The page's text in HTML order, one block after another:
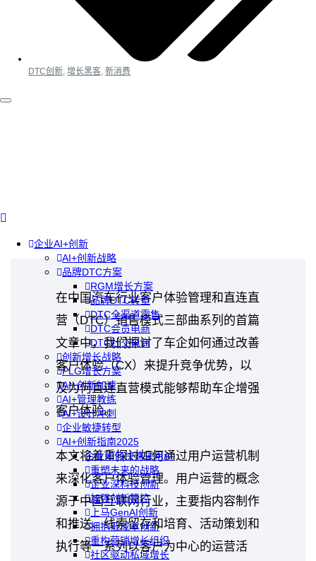
企业AI+创新
AI+创新战略
品牌DTC方案
RGM增长方案
品牌DTC转型
DTC全渠道零售
DTC会员电商
DTC社交电商
创新增长战略
PLG增长方案
AI+创新加速
AI+管理教练
AI+设计冲刺
企业敏捷转型
AI+创新指南2025
企业如何快速采用AI
重塑未来的战略
企业深科技创新
加强创新管控
上马GenAI创新
拥抱低成本创新
重构营销增长组织
社区驱动私域增长
DTC创新 增长黑客 新消费
在中国汽车行业客户体验管理和直连直
营（DTC）销售模式三部曲系列的首篇
文章中，我们探讨了车企如何通过改善
客户体验（CX）来提升竞争优势，以
及为何直连直营模式能够帮助车企增强
客户体验。
本文将着重探讨如何通过用户运营机制
来深化客户体验管理。用户运营的概念
源于中国互联网行业，主要指内容制作
和推送、线索留存和培育、活动策划和
执行等一系列以客户为中心的运营活